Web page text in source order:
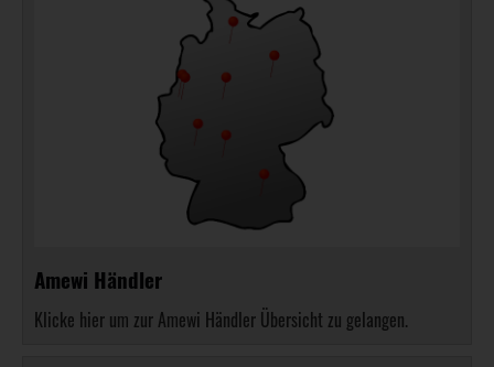
Amewi Händler
Klicke hier um zur Amewi Händler Übersicht zu gelangen.